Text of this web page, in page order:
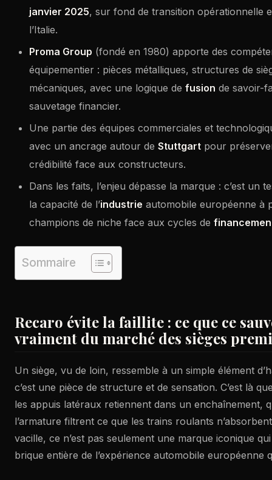
janvier 2025, sur fond de transition opérationnelle
l’Italie.
Proma Group (fondé en 1980) apporte des
équipementier : pièces métalliques, structures de
mécaniques, avec une logique de fusion de savoir-
sauvetage financier.
Une partie des équipes commerciales et
avec un ancrage autour de Stuttgart pour
crédibilité face aux constructeurs.
Dans les faits, l’enjeu dépasse la marque : c’est un
la capacité de l’industrie automobile européenne à
champions de niche face aux cycles de
Sommaire
Recaro évite la faillite : ce que ce
vraiment du marché des sièges
Un siège, vu de loin, ressemble à un simple élément
c’est une pièce de structure et de sensation. C’est là
les appuis latéraux retiennent dans un enchaînement,
l’armature filtrent ce que les trains roulants
vacille, ce n’est pas seulement une marque iconique
brique entière de l’expérience automobile européenne